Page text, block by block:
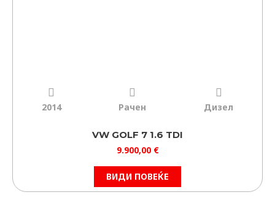
2014 Рачен Дизел
VW GOLF 7 1.6 TDI
9.900,00 €
ВИДИ ПОВЕЌЕ